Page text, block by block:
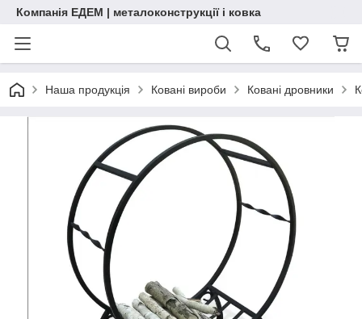
Компанія ЕДЕМ | металоконструкції і ковка
Наша продукція Ковані вироби Ковані дровники